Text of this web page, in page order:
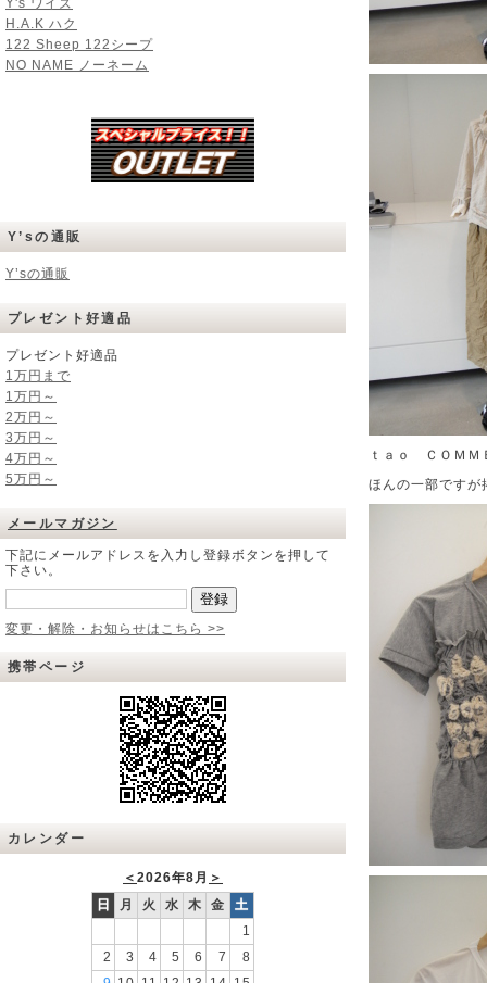
Y's ワイズ
H.A.K ハク
122 Sheep 122シープ
NO NAME ノーネーム
Y’sの通販
Y’sの通販
プレゼント好適品
プレゼント好適品
1万円まで
1万円～
2万円～
3万円～
4万円～
5万円～
メールマガジン
下記にメールアドレスを入力し登録ボタンを押して
下さい。
変更・解除・お知らせはこちら >>
携帯ページ
カレンダー
＜ 2026年8月 ＞
日
月 火 水 木 金
土
1
2
3 4 5 6 7
8
ｔａｏ ＣＯＭ
ほんの一部ですが